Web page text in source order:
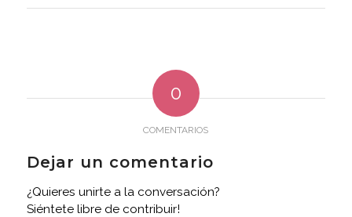
0
COMENTARIOS
Dejar un comentario
¿Quieres unirte a la conversación?
Siéntete libre de contribuir!